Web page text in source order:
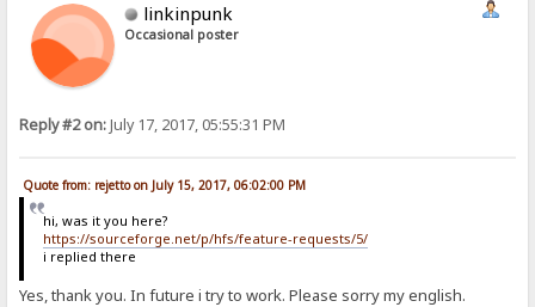
linkinpunk
Occasional poster
Reply #2 on:July 17, 2017, 05:55:31 PM
Quote from: rejetto on July 15, 2017, 06:02:00 PM
hi, was it you here?
https://sourceforge.net/p/hfs/feature-requests/5/
i replied there
Yes, thank you. In future i try to work. Please sorry my english.